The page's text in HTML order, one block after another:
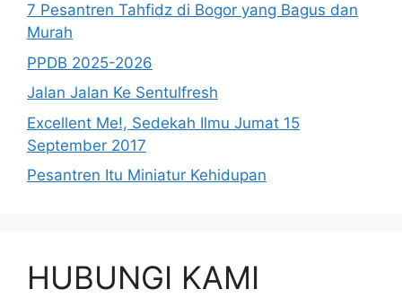
7 Pesantren Tahfidz di Bogor yang Bagus dan
Murah
PPDB 2025-2026
Jalan Jalan Ke Sentulfresh
Excellent Me!, Sedekah Ilmu Jumat 15
September 2017
Pesantren Itu Miniatur Kehidupan
HUBUNGI KAMI